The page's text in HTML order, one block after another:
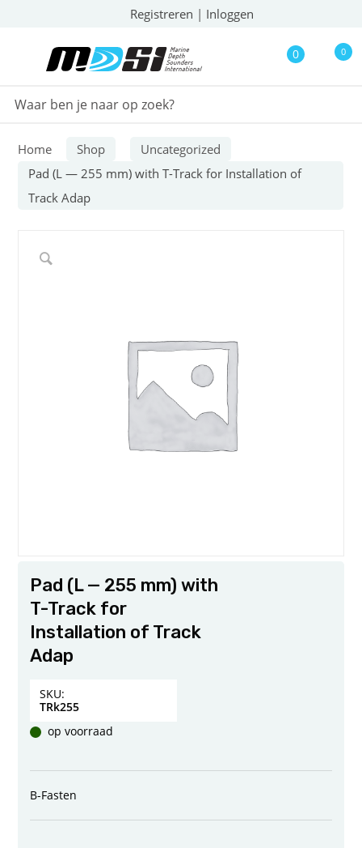
Registreren | Inloggen
0 0
Home Shop
Uncategorized
Pad (L — 255 mm) with T-Track for Installation of
Track Adap
Pad (L — 255 mm) with
T-Track for
Installation of Track
Adap
SKU:
TRk255
op voorraad
B-Fasten